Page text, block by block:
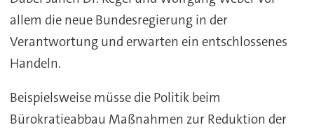
allem die neue Bundesregierung in der
Verantwortung und erwarten ein entschlossenes
Handeln.
Beispielsweise müsse die Politik beim
Bürokratieabbau Maßnahmen zur Reduktion der